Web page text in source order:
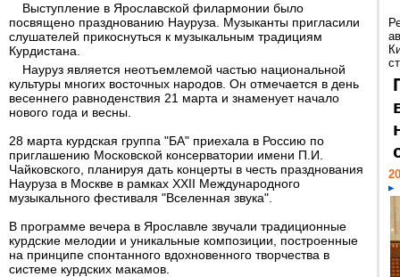
Выступление в Ярославской филармонии было
посвящено празднованию Науруза. Музыканты пригласили
слушателей прикоснуться к музыкальным традициям
Курдистана.
Науруз является неотъемлемой частью национальной
культуры многих восточных народов. Он отмечается в день
весеннего равноденствия 21 марта и знаменует начало
нового года и весны.
28 марта курдская группа "БА" приехала в Россию по
приглашению Московской консерватории имени П.И.
Чайковского, планируя дать концерты в честь празднования
Науруза в Москве в рамках XXII Международного
музыкального фестиваля "Вселенная звука".
В программе вечера в Ярославле звучали традиционные
курдские мелодии и уникальные композиции, построенные
на принципе спонтанного вдохновенного творчества в
системе курдских макамов.